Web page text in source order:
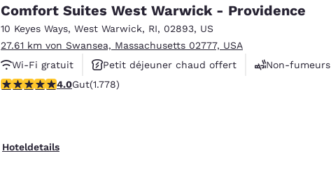
Comfort Suites West Warwick - Providence
10 Keyes Ways, West Warwick, RI, 02893, US
27.61 km von Swansea, Massachusetts 02777, USA
Wi-Fi gratuit
Petit déjeuner chaud offert
Non-fumeurs
3.97-Sterne-Bewertung. Gut. 1778 Bewertungen
4.0Gut(1.778)
Hoteldetails